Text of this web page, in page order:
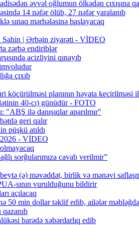
əvvəl oğlumun ölkədən çıxışına
14 nəfər ölüb, 27 nəfər yaralanıb
sınaq mərhələsinə başlayacaq
Sahin | Ərbəin ziyarəti - VİDEO
zərbə endiriblər
acizliyini qınayıb
çıxıb
köçürülməsi planının həyata keçirilməsi
40-cı) günüdür - FOTO
ilə danışıqlar aparılmır"
geri qalır
püşkü atıldı
- VİDEO
sorğularımıza cavab verilmir”
(ə) məvəddət, birlik və mənəvi
sının vurulduğunu bildirir
açılacaq
50 min dollar təklif edib, ailələr
barədə xəbərdarlıq edib